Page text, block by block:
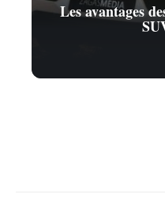
Les avantages